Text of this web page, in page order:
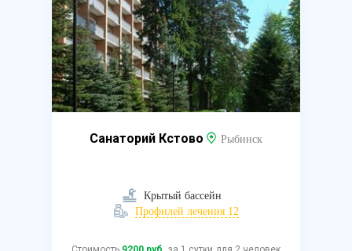
Санаторий Кстово Рыбинск
Крытый бассейн
Профилей лечения 12